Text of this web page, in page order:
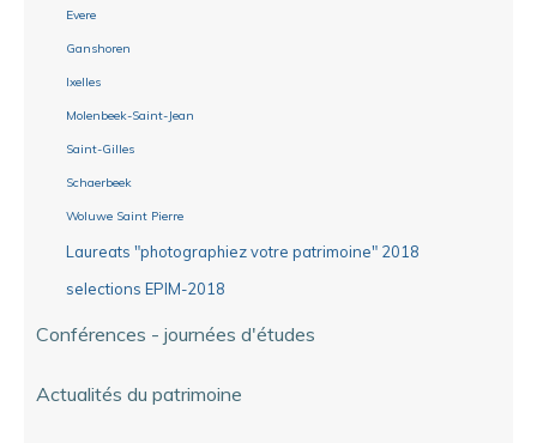
Evere
Ganshoren
Ixelles
Molenbeek-Saint-Jean
Saint-Gilles
Schaerbeek
Woluwe Saint Pierre
Laureats "photographiez votre patrimoine" 2018
selections EPIM-2018
Conférences - journées d'études
Actualités du patrimoine